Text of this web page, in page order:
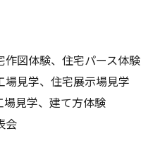
図体験、住宅パース体験
見学、住宅展示場見学
見学、建て方体験
会